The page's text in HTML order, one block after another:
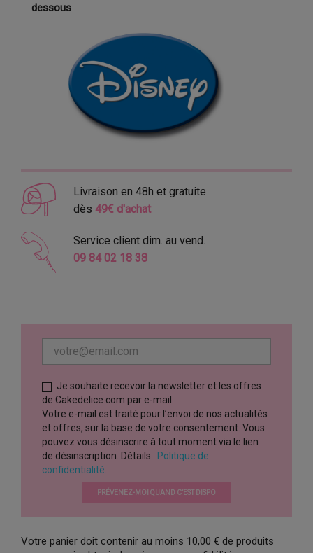
dessous
Livraison en 48h et gratuite
dès 49€ d'achat
Service client dim. au vend.
09 84 02 18 38
Je souhaite recevoir la newsletter et les offres
de Cakedelice.com par e-mail.
Votre e-mail est traité pour l’envoi de nos actualités
et offres, sur la base de votre consentement. Vous
pouvez vous désinscrire à tout moment via le lien
de désinscription. Détails : Politique de
confidentialité.
PRÉVENEZ-MOI QUAND C’EST DISPO
Votre panier doit contenir au moins 10,00 € de produits